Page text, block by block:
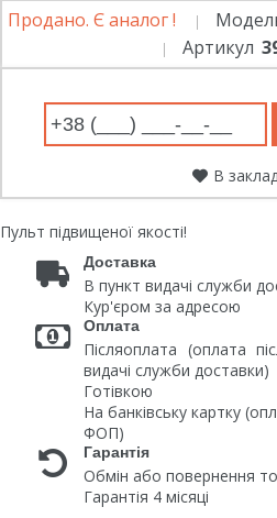
Продано. Є аналог !
Артикул
В
Пульт підвищеної якості!
Доставка
В пункт видачі служби
Кур'єром за адресою
Оплата
Післяоплата (оплата
видачі служби доставки)
Готівкою
На банківську картку
ФОП)
Гарантія
Обмін або повернення
Гарантія 4 місяці